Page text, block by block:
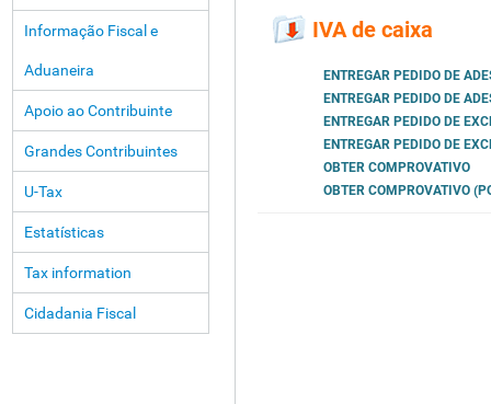
Informação Fiscal e
Aduaneira
Apoio ao Contribuinte
Grandes Contribuintes
U-Tax
Estatísticas
Tax information
Cidadania Fiscal
IVA de caixa
ENTREGAR PEDIDO DE
ENTREGAR PEDIDO DE
ENTREGAR PEDIDO DE
ENTREGAR PEDIDO DE
OBTER COMPROVATIVO
OBTER COMPROVATIVO